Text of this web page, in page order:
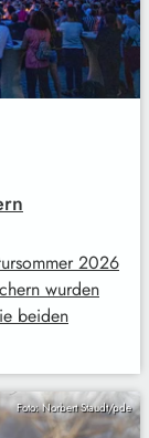
2026
wurden
beiden
Foto: Norbert Staudt/pde